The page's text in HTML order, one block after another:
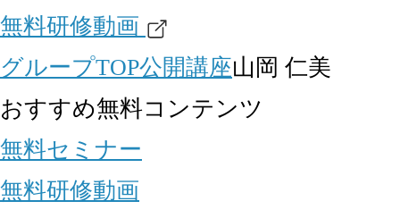
無料研修動画
グループTOP公開講座山岡 仁美
おすすめ無料コンテンツ
無料セミナー
無料研修動画